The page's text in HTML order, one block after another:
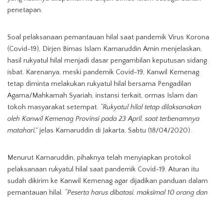
penetapan.
Soal pelaksanaan pemantauan hilal saat pandemik Virus Korona
(Covid-19), Dirjen Bimas Islam Kamaruddin Amin menjelaskan,
hasil rukyatul hilal menjadi dasar pengambilan keputusan sidang
isbat. Karenanya, meski pandemik Covid-19, Kanwil Kemenag
tetap diminta melakukan rukyatul hilal bersama Pengadilan
Agama/Mahkamah Syariah, instansi terkait, ormas Islam dan
tokoh masyarakat setempat. “Rukyatul hilal tetap dilaksanakan
oleh Kanwil Kemenag Provinsi pada 23 April, saat terbenamnya
matahari,”jelas Kamaruddin di Jakarta, Sabtu (18/04/2020).
Menurut Kamaruddin, pihaknya telah menyiapkan protokol
pelaksanaan rukyatul hilal saat pandemik Covid-19. Aturan itu
sudah dikirim ke Kanwil Kemenag agar dijadikan panduan dalam
pemantauan hilal. “Peserta harus dibatasi, maksimal 10 orang dan